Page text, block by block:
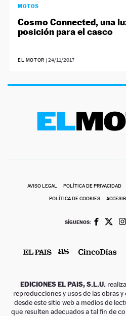
MOTOS
Cosmo Connected, una
posición para el casco
EL MOTOR | 24/11/2017
AVISO LEGAL POLÍTICA DE PRIVACIDAD
POLÍTICA DE COOKIES
SÍGUENOS:
EDICIONES EL PAIS, S.L.U.
reproducciones y usos de las obras
desde este sitio web a medios de
que resulten adecuados a tal fin de